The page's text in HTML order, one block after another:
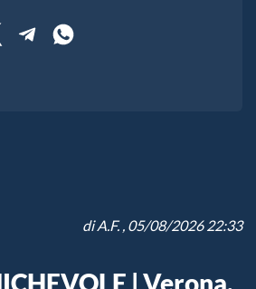
diA.F., 05/08/2026 22:33
| Verona,